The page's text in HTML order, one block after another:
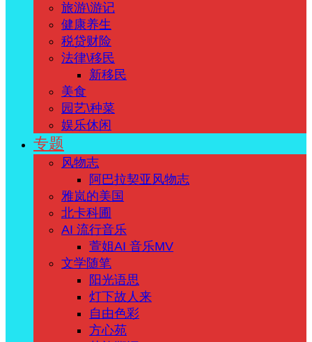
旅游\游记
健康养生
税贷财险
法律\移民
新移民
美食
园艺\种菜
娱乐休闲
专题
风物志
阿巴拉契亚风物志
雅岚的美国
北卡科圃
AI 流行音乐
萱姐AI 音乐MV
文学随笔
阳光语思
灯下故人来
自由色彩
方心苑